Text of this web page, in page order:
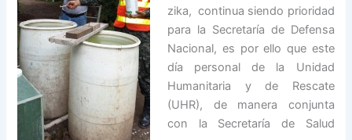
zika, continua siendo prioridad
para la Secretaría de Defensa
Nacional, es por ello que este
día personal de la Unidad
Humanitaria y de Rescate
(UHR), de manera conjunta
con la Secretaría de Salud